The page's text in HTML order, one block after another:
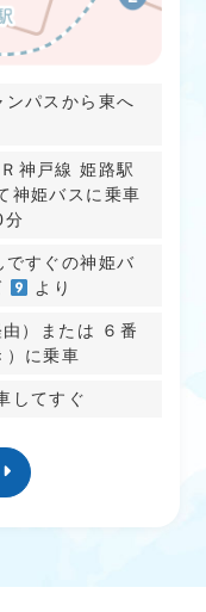
パスから東へ
神戸線 姫路駅
神姫バスに乗車
分
ですぐの神姫バ
より
）または ６番
）に乗車
してすぐ